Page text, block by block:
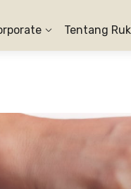
Tentang